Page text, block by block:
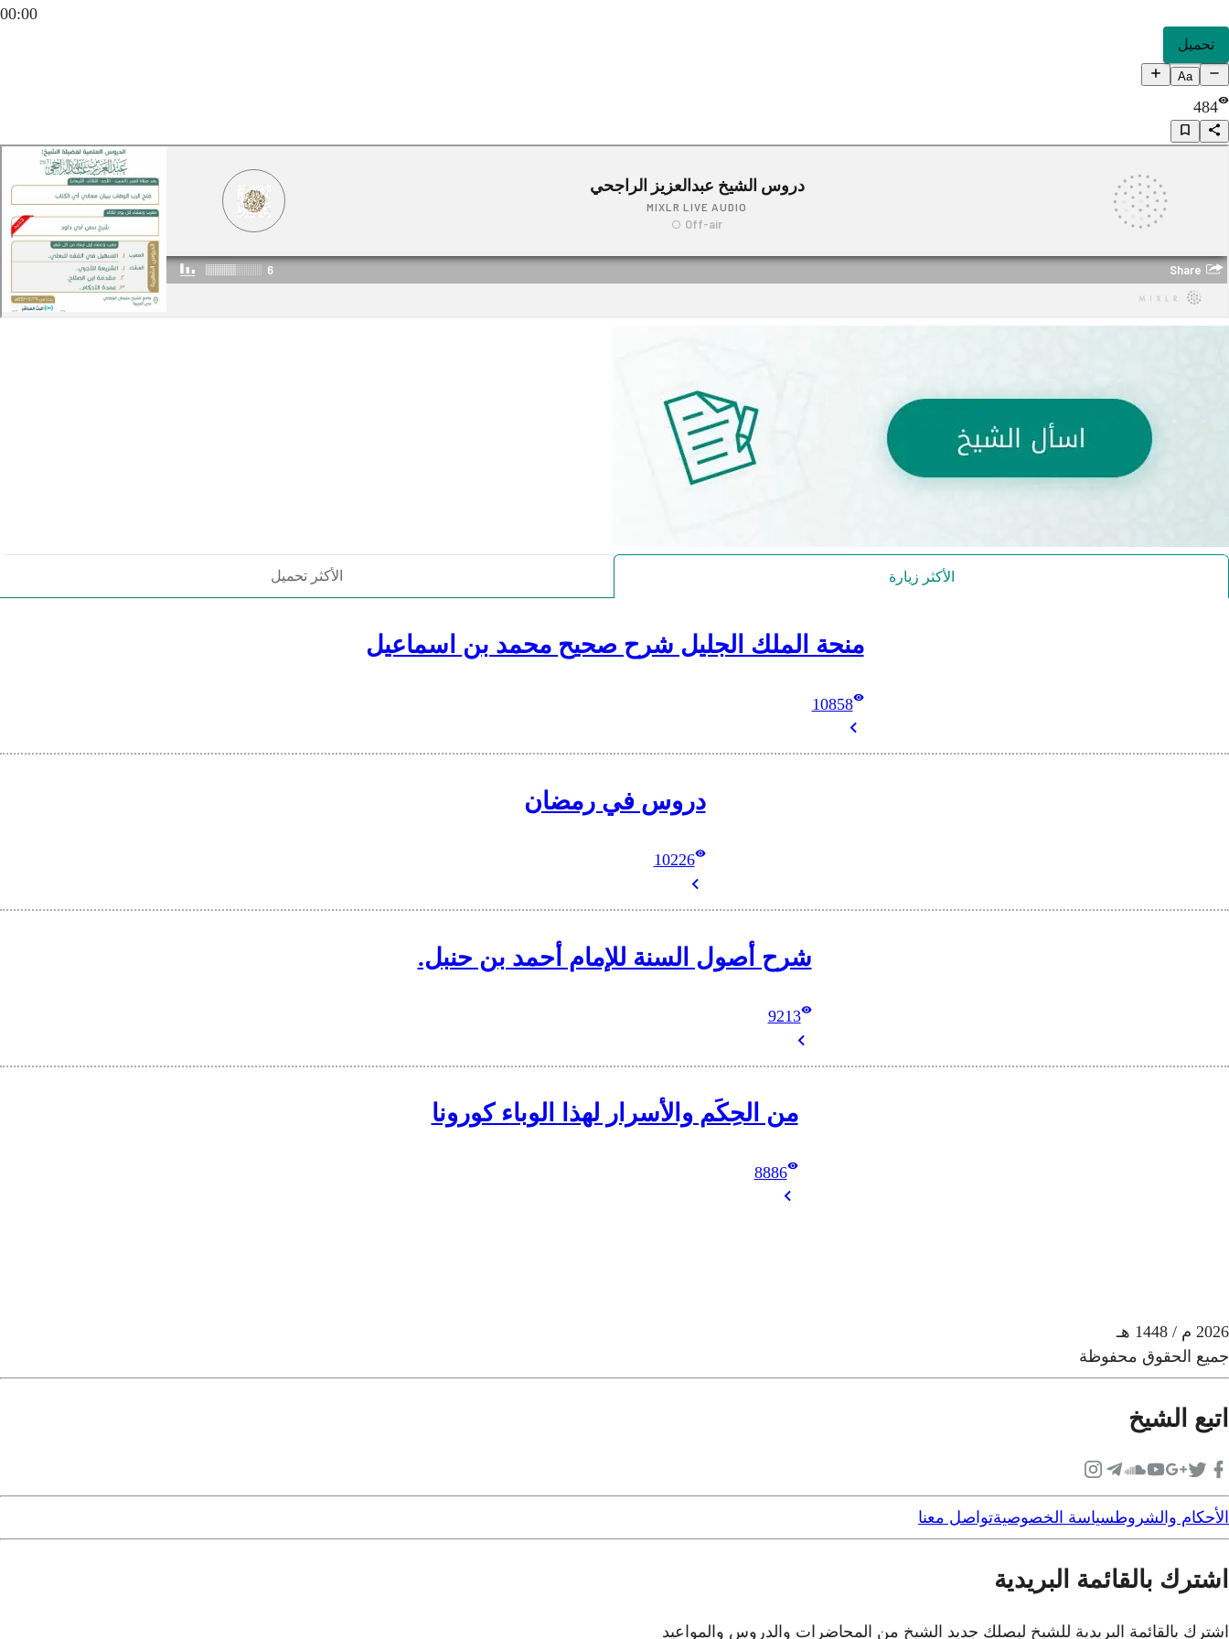
00:00
تحميل
Aa
484
الأكثر زيارة الأكثر تحميل
منحة الملك الجليل شرح صحيح محمد بن اسماعيل
10858
دروس في رمضان
10226
شرح أصول السنة للإمام أحمد بن حنبل.
9213
من الحِكَم والأسرار لهذا الوباء كورونا
8886
2026 م / 1448 هـ
جميع الحقوق محفوظة
اتبع الشيخ
الأحكام والشروطسياسة الخصوصيةتواصل معنا
اشترك بالقائمة البريدية
اشترك بالقائمة البريدية للشيخ ليصلك جديد الشيخ من المحاضرات والدروس والمواعيد